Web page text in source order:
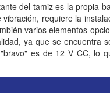
del tamiz es la propia
requiere la
varios elementos
ya que se encuentra
es de 12 V CC, lo